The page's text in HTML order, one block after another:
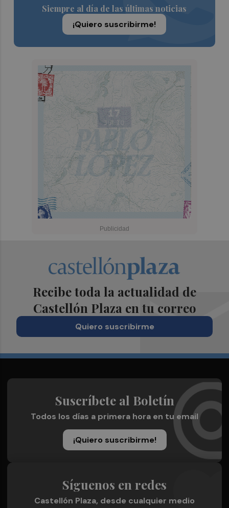
Siempre al día de las últimas noticias
¡Quiero suscribirme!
Recibe toda la actualidad de
Castellón Plaza en tu correo
Quiero suscribirme
Suscríbete al Boletín
Todos los días a primera hora en tu email
¡Quiero suscribirme!
Síguenos en redes
Castellón Plaza, desde cualquier medio